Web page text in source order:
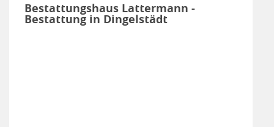
Bestattungshaus Lattermann -
Bestattung in Dingelstädt